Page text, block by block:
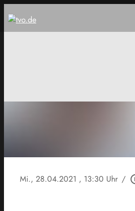
Mi., 28.04.2021 , 13:30 Uhr /